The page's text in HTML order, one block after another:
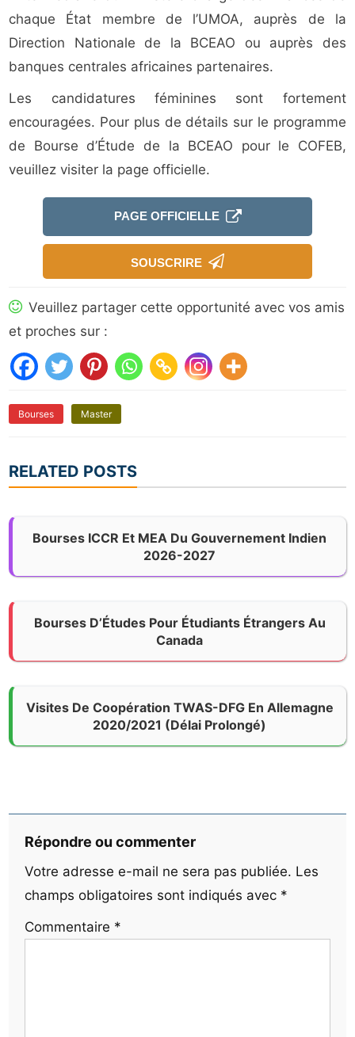
chaque État membre de l’UMOA, auprès de la
Direction Nationale de la BCEAO ou auprès des
banques centrales africaines partenaires.
Les candidatures féminines sont fortement
encouragées. Pour plus de détails sur le programme
de Bourse d’Étude de la BCEAO pour le COFEB,
veuillez visiter la page officielle.
PAGE OFFICIELLE
SOUSCRIRE
Veuillez partager cette opportunité avec vos amis
et proches sur :
Bourses Master
RELATED POSTS
Bourses ICCR Et MEA Du Gouvernement Indien
2026-2027
Bourses D’Études Pour Étudiants Étrangers Au
Canada
Visites De Coopération TWAS-DFG En Allemagne
2020/2021 (Délai Prolongé)
Répondre ou commenter
Votre adresse e-mail ne sera pas publiée. Les
champs obligatoires sont indiqués avec *
Commentaire *